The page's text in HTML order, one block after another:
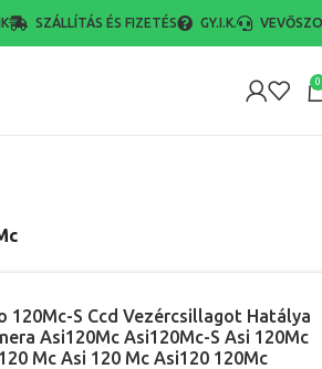
SZÁLLÍTÁS ÉS FIZETÉS GY.I.K.
0
120Mc-S Ccd Vezércsillagot Hatálya
Asi120Mc Asi120Mc-S Asi 120Mc
Mc Asi 120 Mc Asi120 120Mc